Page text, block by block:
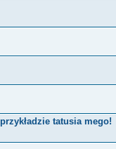
tatusia mego!